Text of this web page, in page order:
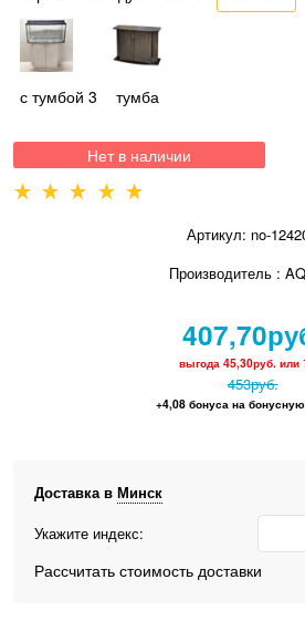
с тумбой 3 тумба
Нет в наличии
Артикул: no-
Производитель :
453руб.
407,70
выгода45,30руб. или
+4,08 бонуса на
Доставка в Минск
Укажите индекс:
Рассчитать стоимость доставки